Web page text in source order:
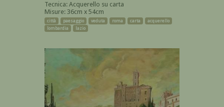
Tecnica: Acquerello su carta
Misure: 36cm x 54cm
città paesaggio veduta roma carta
acquerello
lombardia
lazio